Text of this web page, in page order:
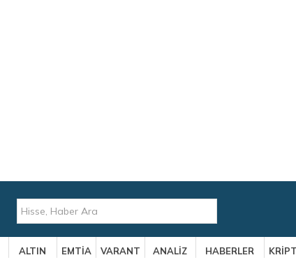
ALTIN EMTİA VARANT ANALİZ HABERLER